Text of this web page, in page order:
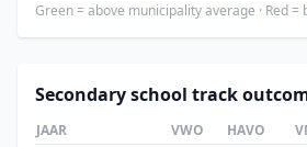
Green = above municipality average · Red =
Secondary school track
JAAR VWO HAVO